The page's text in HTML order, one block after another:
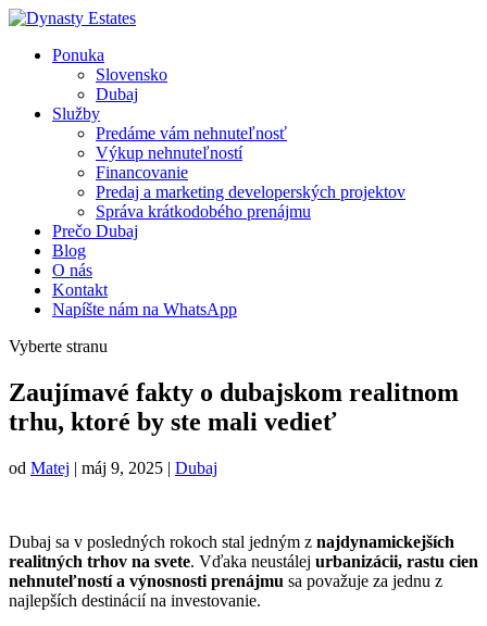
Ponuka
Slovensko
Dubaj
Služby
Predáme vám nehnuteľnosť
Výkup nehnuteľností
Financovanie
Predaj a marketing developerských projektov
Správa krátkodobého prenájmu
Prečo Dubaj
Blog
O nás
Kontakt
Napíšte nám na WhatsApp
Vyberte stranu
Zaujímavé fakty o dubajskom realitnom
trhu, ktoré by ste mali vedieť
od Matej | máj 9, 2025 | Dubaj
Dubaj sa v posledných rokoch stal jedným z najdynamickejších
realitných trhov na svete. Vďaka neustálej urbanizácii, rastu cien
nehnuteľností a výnosnosti prenájmu sa považuje za jednu z
najlepších destinácií na investovanie.